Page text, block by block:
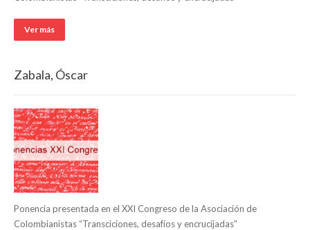
Ver más
Zabala, Óscar
Ponencia presentada en el XXI Congreso de la Asociación de
Colombianistas “Transciciones, desafíos y encrucijadas”